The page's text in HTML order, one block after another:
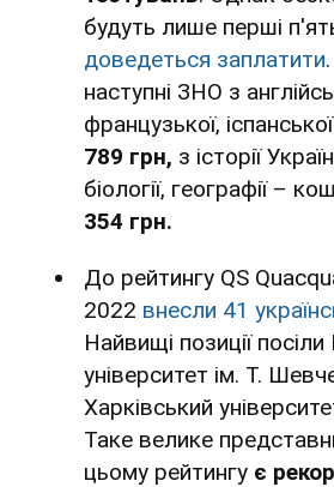
будуть лише перші
доведеться заплатити
наступні ЗНО з
французької,
789 грн, з історії
біології, географії –
354 грн.
До рейтингу QS
2022 внесли 41
Найвищі позиції посіли
університет ім. Т.
Харківський
Таке велике
цьому рейтингу є